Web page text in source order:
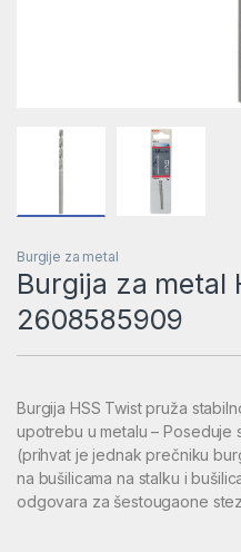
Burgije za metal
Burgija za metal
2608585909
Burgija HSS Twist pruža
upotrebu u metalu – Poseduje
(prihvat je jednak prečniku
na bušilicama na stalku i
odgovara za šestougaone